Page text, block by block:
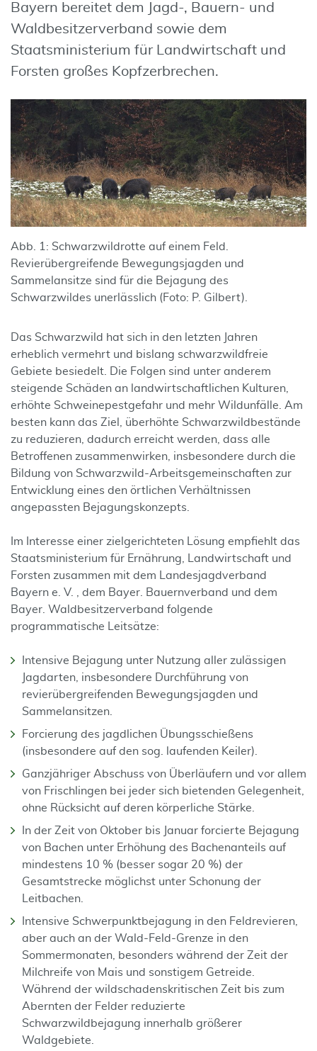
Bayern bereitet dem Jagd-, Bauern- und
Waldbesitzerverband sowie dem
Staatsministerium für Landwirtschaft und
Forsten großes Kopfzerbrechen.
Abb. 1: Schwarzwildrotte auf einem Feld.
Revierübergreifende Bewegungsjagden und
Sammelansitze sind für die Bejagung des
Schwarzwildes unerlässlich (Foto: P. Gilbert).
Das Schwarzwild hat sich in den letzten Jahren
erheblich vermehrt und bislang schwarzwildfreie
Gebiete besiedelt. Die Folgen sind unter anderem
steigende Schäden an landwirtschaftlichen Kulturen,
erhöhte Schweinepestgefahr und mehr Wildunfälle. Am
besten kann das Ziel, überhöhte Schwarzwildbestände
zu reduzieren, dadurch erreicht werden, dass alle
Betroffenen zusammenwirken, insbesondere durch die
Bildung von Schwarzwild-Arbeitsgemeinschaften zur
Entwicklung eines den örtlichen Verhältnissen
angepassten Bejagungskonzepts.
Im Interesse einer zielgerichteten Lösung empfiehlt das
Staatsministerium für Ernährung, Landwirtschaft und
Forsten zusammen mit dem Landesjagdverband
Bayern e. V. , dem Bayer. Bauernverband und dem
Bayer. Waldbesitzerverband folgende
programmatische Leitsätze:
Intensive Bejagung unter Nutzung aller zulässigen
Jagdarten, insbesondere Durchführung von
revierübergreifenden Bewegungsjagden und
Sammelansitzen.
Forcierung des jagdlichen Übungsschießens
(insbesondere auf den sog. laufenden Keiler).
Ganzjähriger Abschuss von Überläufern und vor allem
von Frischlingen bei jeder sich bietenden Gelegenheit,
ohne Rücksicht auf deren körperliche Stärke.
In der Zeit von Oktober bis Januar forcierte Bejagung
von Bachen unter Erhöhung des Bachenanteils auf
mindestens 10 % (besser sogar 20 %) der
Gesamtstrecke möglichst unter Schonung der
Leitbachen.
Intensive Schwerpunktbejagung in den Feldrevieren,
aber auch an der Wald-Feld-Grenze in den
Sommermonaten, besonders während der Zeit der
Milchreife von Mais und sonstigem Getreide.
Während der wildschadenskritischen Zeit bis zum
Abernten der Felder reduzierte
Schwarzwildbejagung innerhalb größerer
Waldgebiete.